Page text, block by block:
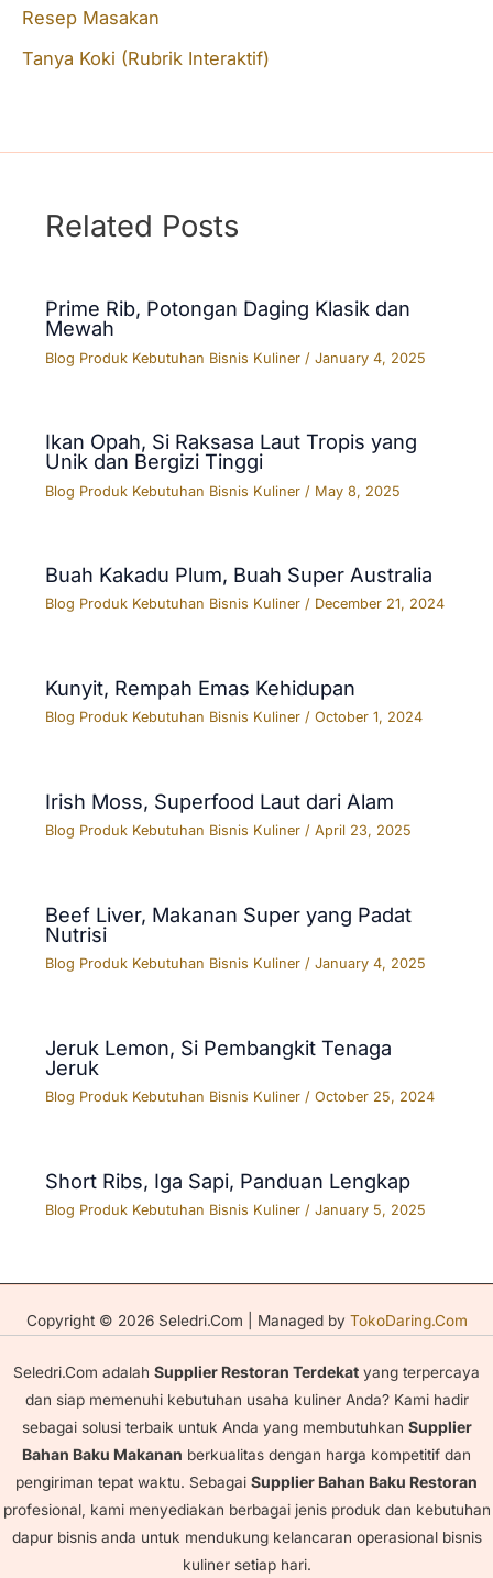
Resep Masakan
Tanya Koki (Rubrik Interaktif)
Related Posts
Prime Rib, Potongan Daging Klasik dan
Mewah
Blog Produk Kebutuhan Bisnis Kuliner /January 4, 2025
Ikan Opah, Si Raksasa Laut Tropis yang
Unik dan Bergizi Tinggi
Blog Produk Kebutuhan Bisnis Kuliner / May 8, 2025
Buah Kakadu Plum, Buah Super Australia
Blog Produk Kebutuhan Bisnis Kuliner / December 21, 2024
Kunyit, Rempah Emas Kehidupan
Blog Produk Kebutuhan Bisnis Kuliner /October 1, 2024
Irish Moss, Superfood Laut dari Alam
Blog Produk Kebutuhan Bisnis Kuliner /April 23, 2025
Beef Liver, Makanan Super yang Padat
Nutrisi
Blog Produk Kebutuhan Bisnis Kuliner /January 4, 2025
Jeruk Lemon, Si Pembangkit Tenaga
Jeruk
Blog Produk Kebutuhan Bisnis Kuliner /October 25, 2024
Short Ribs, Iga Sapi, Panduan Lengkap
Blog Produk Kebutuhan Bisnis Kuliner /January 5, 2025
Copyright © 2026 Seledri.Com | Managed by TokoDaring.Com
Seledri.Com adalah Supplier Restoran Terdekat yang terpercaya
dan siap memenuhi kebutuhan usaha kuliner Anda? Kami hadir
sebagai solusi terbaik untuk Anda yang membutuhkan Supplier
Bahan Baku Makanan berkualitas dengan harga kompetitif dan
pengiriman tepat waktu. Sebagai Supplier Bahan Baku Restoran
profesional, kami menyediakan berbagai jenis produk dan kebutuhan
dapur bisnis anda untuk mendukung kelancaran operasional bisnis
kuliner setiap hari.